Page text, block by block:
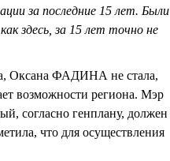
за последние 15 лет. Были
здесь, за 15 лет точно не
Оксана ФАДИНА не стала,
возможности региона. Мэр
согласно генплану, должен
что для осуществления